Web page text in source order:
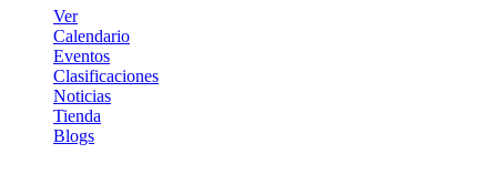
Ver
Calendario
Eventos
Clasificaciones
Noticias
Tienda
Blogs